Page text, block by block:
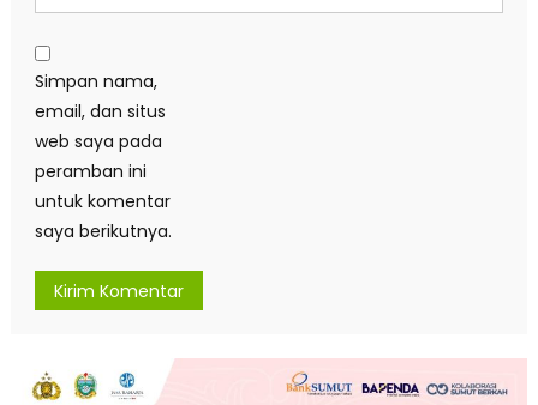
Simpan nama,
email, dan situs
web saya pada
peramban ini
untuk komentar
saya berikutnya.